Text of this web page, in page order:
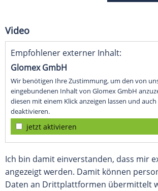
Video
Empfohlener externer Inhalt:
Glomex GmbH
Wir benötigen Ihre Zustimmung, um den von
eingebundenen Inhalt von Glomex GmbH
diesen mit einem Klick anzeigen lassen und
deaktivieren.
jetzt aktivieren
Ich bin damit einverstanden, dass mir
angezeigt werden. Damit können
Daten an Drittplattformen übermittelt